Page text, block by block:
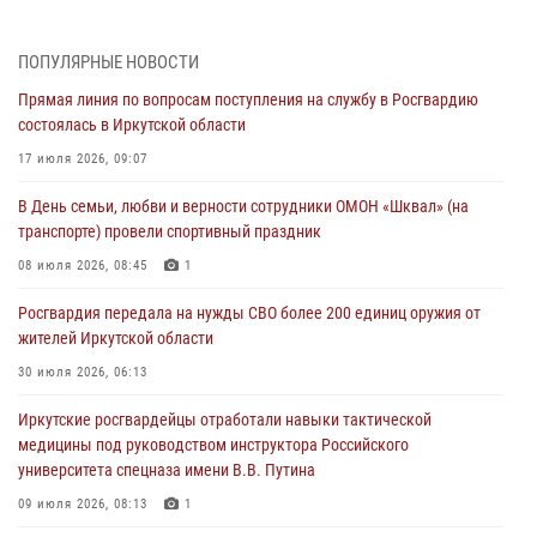
04 августа 2026, 07:14 3
Росгвардейцы потушили загоревшийся автомобиль в Иркутске
03 августа 2026, 04:55
Дню Воздушно-десантных войск в Иркутской области
03 августа 2026, 03:32
сердца к сердцу» (видео)
31 июля 2026, 04:37
пропавшую пожилую женщину в Иркутске
30 июля 2026, 07:37
ПОПУЛЯРНЫЕ НОВОСТИ
Прямая линия по вопросам поступления на службу в Росгвардию
состоялась в Иркутской области
17 июля 2026, 09:07
В День семьи, любви и верности сотрудники ОМОН «Шквал» (на
транспорте) провели спортивный праздник
08 июля 2026, 08:45 1
Росгвардия передала на нужды СВО более 200 единиц оружия от
жителей Иркутской области
30 июля 2026, 06:13
Иркутские росгвардейцы отработали навыки тактической
медицины под руководством инструктора Российского
университета спецназа имени В.В. Путина
09 июля 2026, 08:13 1